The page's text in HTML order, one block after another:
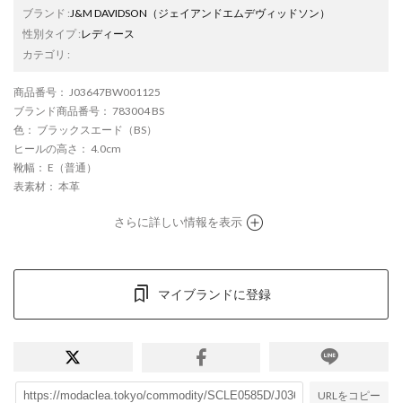
ブランド : J&M DAVIDSON （ジェイアンドエムデヴィッドソン）
性別タイプ:レディース
カテゴリ :
商品番号 ： J03647BW001125
ブランド商品番号 ： 783004 BS
色 ： ブラックスエード（BS）
ヒールの高さ ： 4.0cm
靴幅 ： E（普通）
表素材 ： 本革
さらに詳しい情報を表示
マイブランドに登録
URLをコピー